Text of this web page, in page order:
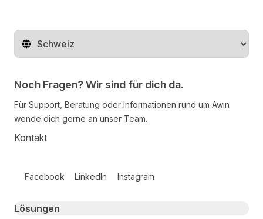
Region ändern
Noch Fragen? Wir sind für dich da.
Für Support, Beratung oder Informationen rund um Awin
wende dich gerne an unser Team.
Kontakt
Facebook LinkedIn Instagram
Primary footer navigation
Lösungen